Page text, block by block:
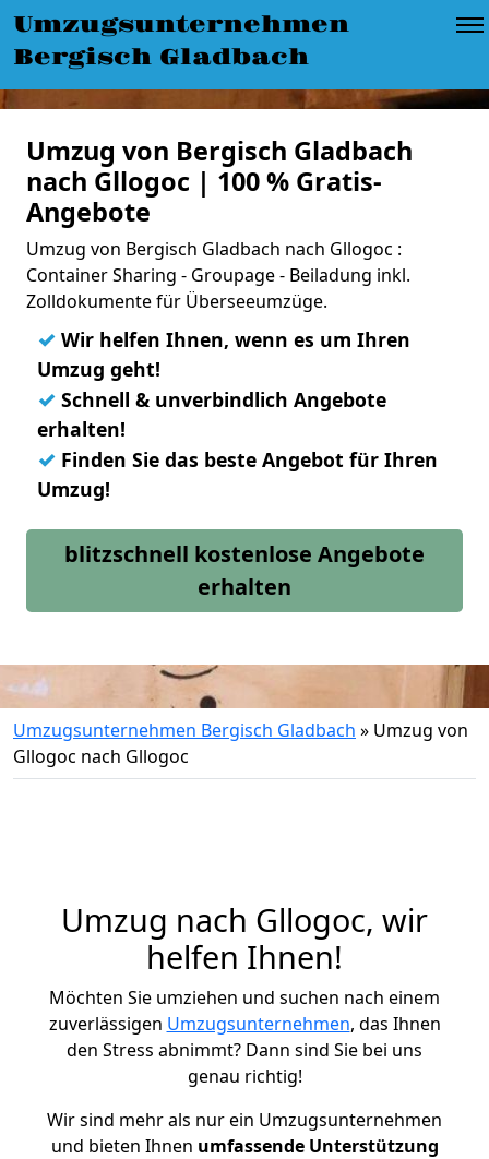
Umzugsunternehmen
Bergisch Gladbach
Umzug von Bergisch Gladbach
nach Gllogoc | 100 % Gratis-
Angebote
Umzug von Bergisch Gladbach nach Gllogoc :
Container Sharing - Groupage - Beiladung inkl.
Zolldokumente für Überseeumzüge.
✓ Wir helfen Ihnen, wenn es um Ihren
Umzug geht!
✓ Schnell & unverbindlich Angebote
erhalten!
✓ Finden Sie das beste Angebot für Ihren
Umzug!
blitzschnell kostenlose Angebote
erhalten
Umzugsunternehmen Bergisch Gladbach » Umzug von
Gllogoc nach Gllogoc
Umzug nach Gllogoc, wir
helfen Ihnen!
Möchten Sie umziehen und suchen nach einem
zuverlässigen Umzugsunternehmen, das Ihnen
den Stress abnimmt? Dann sind Sie bei uns
genau richtig!
Wir sind mehr als nur ein Umzugsunternehmen
und bieten Ihnen umfassende Unterstützung